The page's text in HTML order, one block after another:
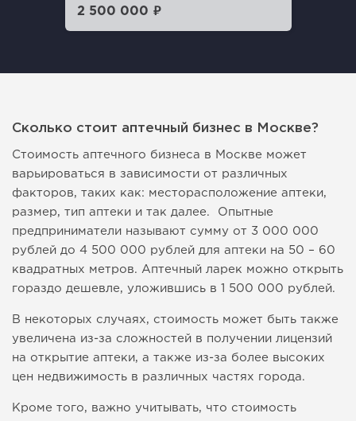
2 500 000 ₽
Сколько стоит аптечный бизнес в Москве?
Стоимость аптечного бизнеса в Москве может
варьироваться в зависимости от различных
факторов, таких как: месторасположение аптеки,
размер, тип аптеки и так далее. Опытные
предприниматели называют сумму от 3 000 000
рублей до 4 500 000 рублей для аптеки на 50 – 60
квадратных метров. Аптечный ларек можно открыть
гораздо дешевле, уложившись в 1 500 000 рублей.
В некоторых случаях, стоимость может быть также
увеличена из-за сложностей в получении лицензий
на открытие аптеки, а также из-за более высоких
цен недвижимость в различных частях города.
Кроме того, важно учитывать, что стоимость